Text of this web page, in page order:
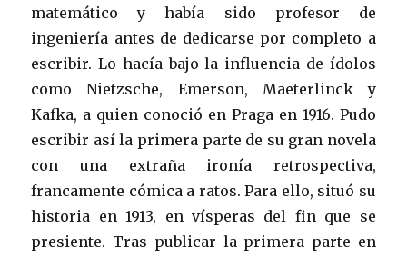
matemático y había sido profesor de
ingeniería antes de dedicarse por completo a
escribir. Lo hacía bajo la influencia de ídolos
como Nietzsche, Emerson, Maeterlinck y
Kafka, a quien conoció en Praga en 1916. Pudo
escribir así la primera parte de su gran novela
con una extraña ironía retrospectiva,
francamente cómica a ratos. Para ello, situó su
historia en 1913, en vísperas del fin que se
presiente. Tras publicar la primera parte en